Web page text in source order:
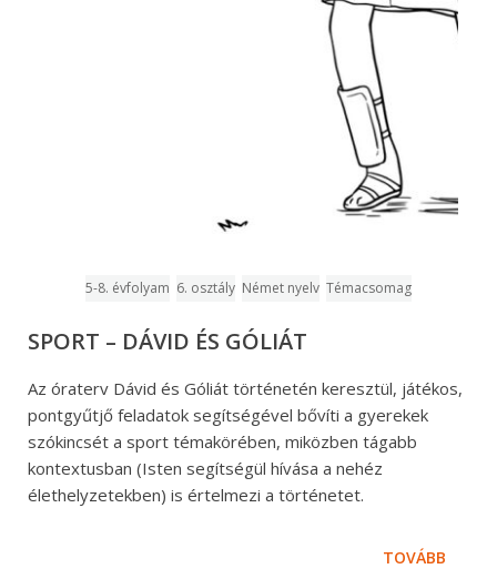
5-8. évfolyam 6. osztály Német nyelv Témacsomag
SPORT – DÁVID ÉS GÓLIÁT
Az óraterv Dávid és Góliát történetén keresztül, játékos,
pontgyűtjő feladatok segítségével bővíti a gyerekek
szókincsét a sport témakörében, miközben tágabb
kontextusban (Isten segítségül hívása a nehéz
élethelyzetekben) is értelmezi a történetet.
TOVÁBB